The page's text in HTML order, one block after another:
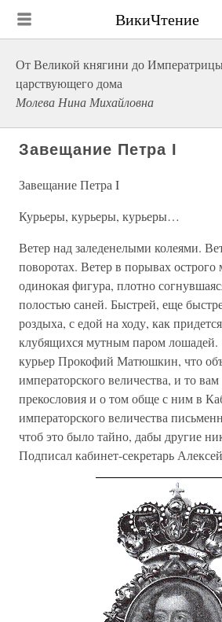
ВикиЧтение
От Великой княгини до
царствующего дома
Молева Нина Михайловна
Завещание Петра I
Завещание Петра I
Курьеры, курьеры, курьеры…
Ветер над заледенелыми колеями.
поворотах. Ветер в порывах острого
одинокая фигура, плотно
полостью саней. Быстрей, еще
роздыха, с едой на ходу, как
клубящихся мутным паром лошадей.
курьер Прокофий Матюшкин, что
императорского величества, и то
прекословия и о том обще с ним в
императорского величества
чтоб это было тайно, дабы другие
Подписал кабинет-секретарь